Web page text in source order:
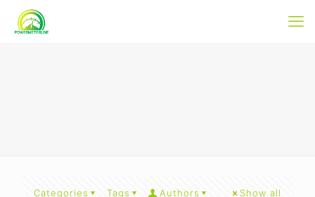
Categories Tags Authors Show all